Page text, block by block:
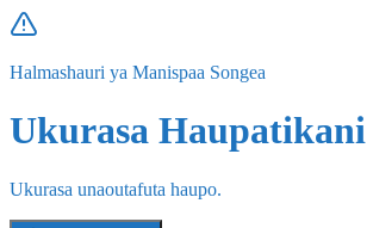
Halmashauri ya Manispaa Songea
Ukurasa Haupatikani
Ukurasa unaoutafuta haupo.